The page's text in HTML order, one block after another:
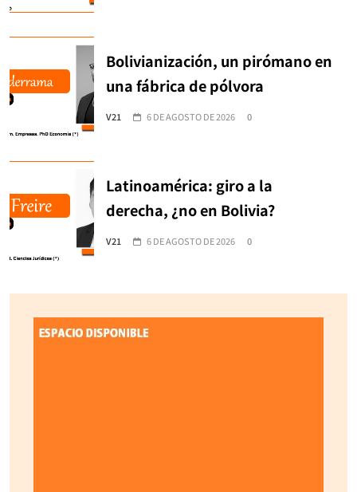
Bolivianización, un pirómano en
una fábrica de pólvora
V21 6 DE AGOSTO DE 2026 0
Latinoamérica: giro a la
derecha, ¿no en Bolivia?
V21 6 DE AGOSTO DE 2026 0